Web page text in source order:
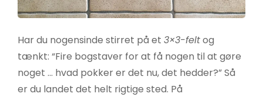
Har du nogensinde stirret på et 3×3-feltog
tænkt: “Fire bogstaver for at få nogen til at gøre
noget … hvad pokker er det nu, det hedder?” Så
er du landet det helt rigtige sted. På